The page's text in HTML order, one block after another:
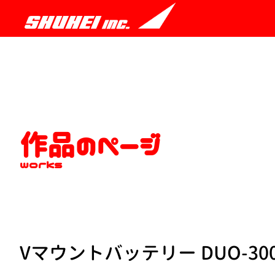
作品のページ
works
Vマウントバッテリー DUO-